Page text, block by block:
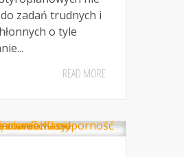
zadań trudnych i
o tyle
READ MORE